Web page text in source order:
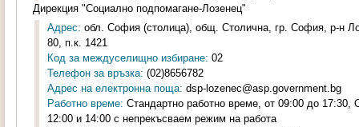
Дирекция "Социално подпомагане-Лозенец"
Адрес: обл. София (столица), общ. Столична, гр. София, р-н
80, п.к. 1421
Код за междуселищно избиране: 02
Телефон за връзка: (02)8656782
Адрес на електронна поща: dsp-lozenec@asp.government.bg
Работно време: Стандартно работно време, от 09:00 до
12:00 и 14:00 с непрекъсваем режим на работа